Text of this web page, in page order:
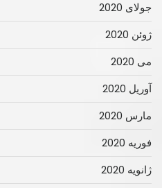
جولای 2020
ژوئن 2020
می 2020
آوریل 2020
مارس 2020
فوریه 2020
ژانویه 2020